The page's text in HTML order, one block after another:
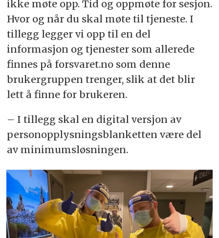
ikke møte opp. Tid og oppmøte for sesjon.
Hvor og når du skal møte til tjeneste. I
tillegg legger vi opp til en del
informasjon og tjenester som allerede
finnes på forsvaret.no som denne
brukergruppen trenger, slik at det blir
lett å finne for brukeren.
– I tillegg skal en digital versjon av
personopplysningsblanketten være del
av minimumsløsningen.